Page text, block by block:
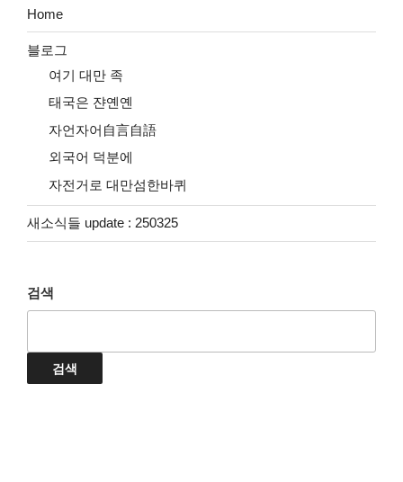
Home
블로그
여기 대만 족
태국은 쟌옌옌
자언자어自言自語
외국어 덕분에
자전거로 대만섬한바퀴
새소식들 update : 250325
검색
검색